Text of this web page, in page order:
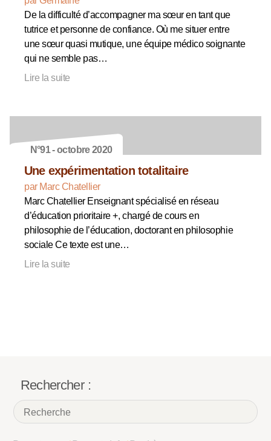
De la difficulté d’accompagner ma sœur en tant que
tutrice et personne de confiance. Où me situer entre
une sœur quasi mutique, une équipe médico soignante
qui ne semble pas…
Lire la suite
N°91 - octobre 2020
Une expérimentation totalitaire
par Marc Chatellier
Marc Chatellier Enseignant spécialisé en réseau
d’éducation prioritaire +, chargé de cours en
philosophie de l’éducation, doctorant en philosophie
sociale Ce texte est une…
Lire la suite
Rechercher :